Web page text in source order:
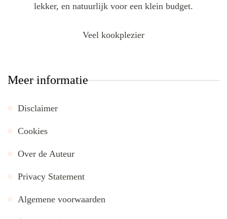
lekker, en natuurlijk voor een klein budget.
Veel kookplezier
Meer informatie
Disclaimer
Cookies
Over de Auteur
Privacy Statement
Algemene voorwaarden